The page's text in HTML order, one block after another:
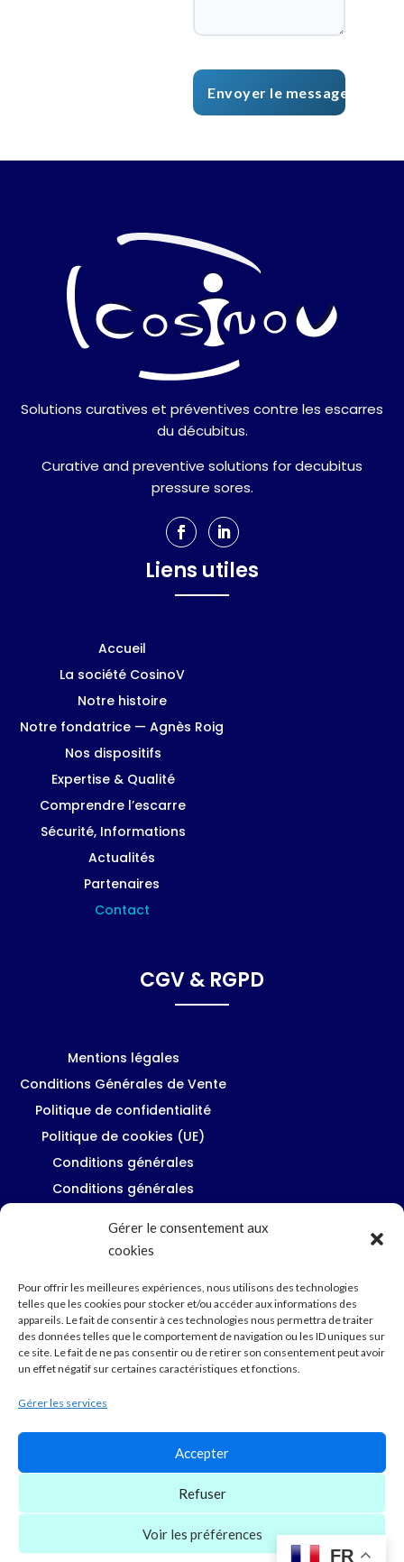
Gérer le consentement aux
cookies
Pour offrir les meilleures expériences, nous utilisons des technologies
telles que les cookies pour stocker et/ou accéder aux informations des
appareils. Le fait de consentir à ces technologies nous permettra de traiter
des données telles que le comportement de navigation ou les ID uniques sur
ce site. Le fait de ne pas consentir ou de retirer son consentement peut avoir
un effet négatif sur certaines caractéristiques et fonctions.
Gérer les services
Accepter
Refuser
Voir les préférences
Solutions curatives et préventives contre les escarres
du décubitus.
Curative and preventive solutions for decubitus
pressure sores.
Liens utiles
Accueil
La société CosinoV
Notre histoire
Notre fondatrice — Agnès Roig
Nos dispositifs
Expertise & Qualité
Comprendre l’escarre
Sécurité, Informations
Actualités
Partenaires
Contact
CGV & RGPD
Mentions légales
Conditions Générales de Vente
Politique de confidentialité
Politique de cookies (UE)
Conditions générales
Conditions générales
Restons en contact
 34230 Pouzols
4 rue des Parcs
+33 6 63 59 20 85
10:00 - 17:30
Droits d’auteur © 2026. Tous droits réservés. –
FR